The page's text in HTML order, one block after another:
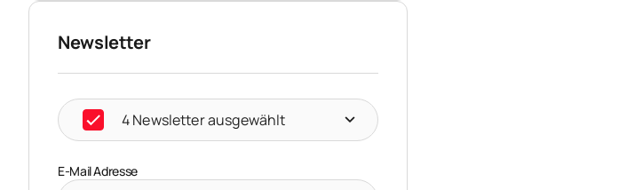
Newsletter
4 Newsletter ausgewählt
E-Mail Adresse